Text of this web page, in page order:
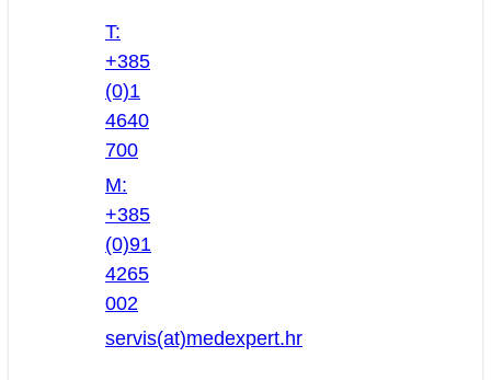
T:
+385
(0)1
4640
700
M:
+385
(0)91
4265
002
servis(at)medexpert.hr